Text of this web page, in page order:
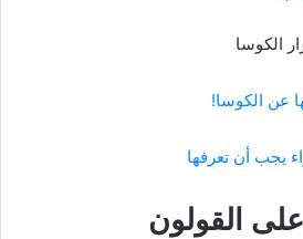
الكوسا
عن الكوسا!
القولون